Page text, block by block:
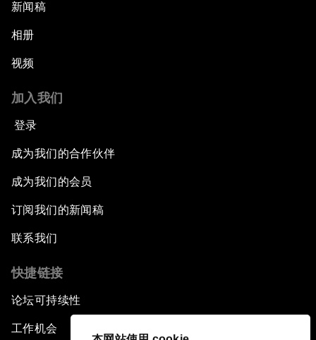
新闻稿
相册
视频
加入我们
登录
成为我们的合作伙伴
成为我们的会员
订阅我们的新闻稿
联系我们
快捷链接
论坛可持续性
工作机会